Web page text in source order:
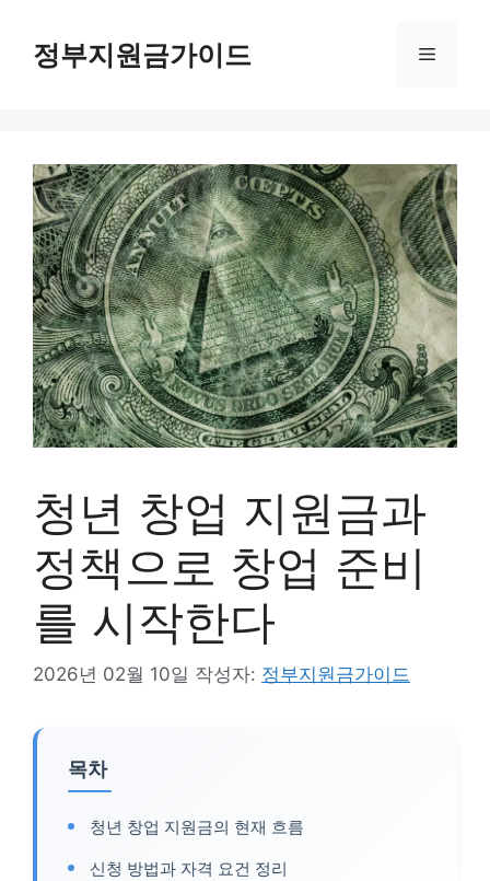
정부지원금가이드 메
청년 창업 지원금과
정책으로 창업 준비
를 시작한다
2026년 02월 10일 작성자: 정부지원금가이드
목차
청년 창업 지원금의 현재 흐름
신청 방법과 자격 요건 정리